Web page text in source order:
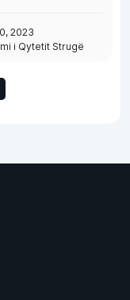
2023
i Qytetit Strugë